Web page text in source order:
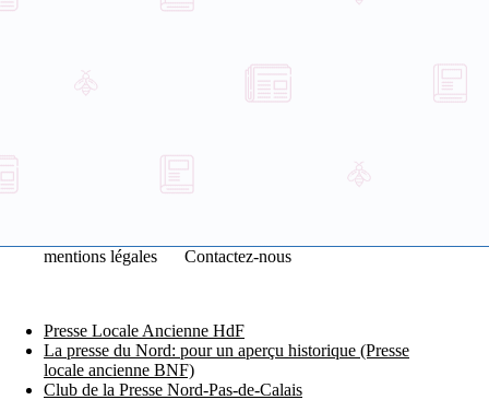
mentions légales Contactez-nous
Presse Locale Ancienne HdF
La presse du Nord: pour un aperçu historique (Presse
locale ancienne BNF)
Club de la Presse Nord-Pas-de-Calais